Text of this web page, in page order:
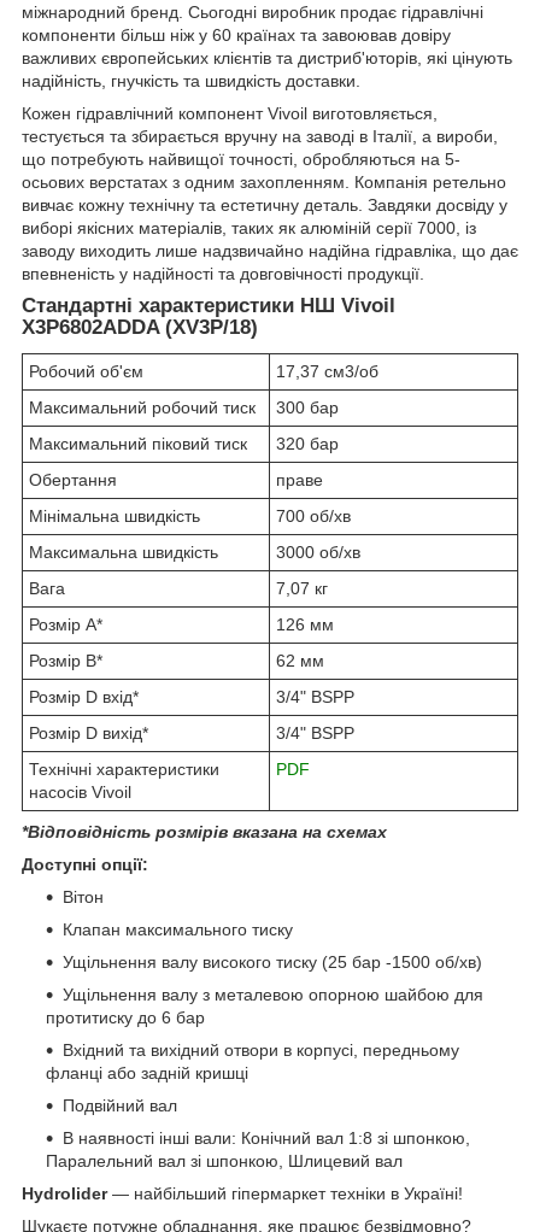
міжнародний бренд. Сьогодні виробник продає гідравлічні
компоненти більш ніж у 60 країнах та завоював довіру
важливих європейських клієнтів та дистриб'юторів, які цінують
надійність, гнучкість та швидкість доставки.
Кожен гідравлічний компонент Vivoil виготовляється,
тестується та збирається вручну на заводі в Італії, а вироби,
що потребують найвищої точності, обробляються на 5-
осьових верстатах з одним захопленням. Компанія ретельно
вивчає кожну технічну та естетичну деталь. Завдяки досвіду у
виборі якісних матеріалів, таких як алюміній серії 7000, із
заводу виходить лише надзвичайно надійна гідравліка, що дає
впевненість у надійності та довговічності продукції.
Стандартні характеристики НШ Vivoil
X3P6802ADDA (XV3P/18)
Робочий об'єм
17,37 см3/об
Максимальний робочий тиск
300 бар
Максимальний піковий тиск
320 бар
Обертання
праве
Мінімальна швидкість
700 об/хв
Максимальна швидкість
3000 об/хв
Вага
7,07 кг
Розмір A*
126 мм
Розмір B*
62 мм
Розмір D вхід*
3/4" BSPP
Розмір D вихід*
3/4" BSPP
Технічні характеристики
насосів Vivoil
PDF
*Відповідність розмірів вказана на схемах
Доступні опції:
Вітон
Клапан максимального тиску
Ущільнення валу високого тиску (25 бар -1500 об/хв)
Ущільнення валу з металевою опорною шайбою для
протитиску до 6 бар
Вхідний та вихідний отвори в корпусі, передньому
фланці або задній кришці
Подвійний вал
В наявності інші вали: Конічний вал 1:8 зі шпонкою,
Паралельний вал зі шпонкою, Шлицевий вал
Hydrolider— найбільший гіпермаркет техніки в Україні!
Шукаєте потужне обладнання, яке працює безвідмовно?